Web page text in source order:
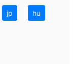
jp hu